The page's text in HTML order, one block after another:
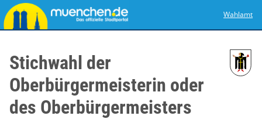
Wahlamt
Stichwahl der
Oberbürgermeisterin oder
des Oberbürgermeisters